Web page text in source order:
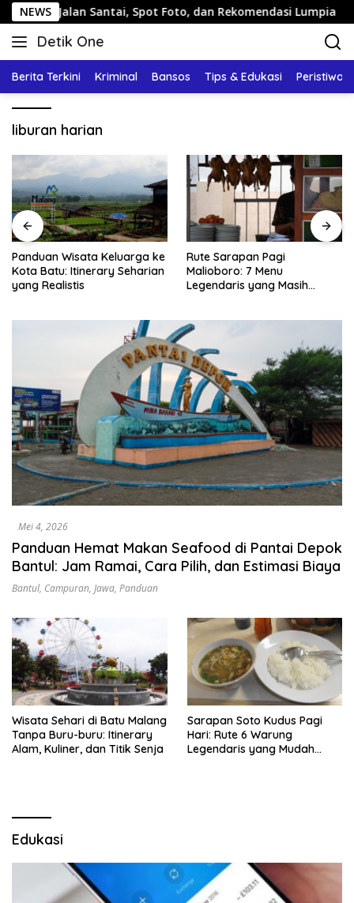
Langsung
ke
konten
NEWS
Jalan Santai, Spot Foto, dan Rekomendasi Lumpia
Detik One
Tajam
Fakta
Berita Terkini Kriminal Bansos Tips & Edukasi Peristiwa
liburan harian
Panduan Wisata Keluarga ke
Kota Batu: Itinerary Seharian
yang Realistis
Rute Sarapan Pagi
Malioboro: 7 Menu
Legendaris yang Masih
Mei 4, 2026
Panduan Hemat Makan Seafood di Pantai Depok
Bantul: Jam Ramai, Cara Pilih, dan Estimasi Biaya
Bantul, Campuran, Jawa, Panduan
Wisata Sehari di Batu Malang
Tanpa Buru-buru: Itinerary
Alam, Kuliner, dan Titik Senja
Sarapan Soto Kudus Pagi
Hari: Rute 6 Warung
Legendaris yang Mudah
Edukasi